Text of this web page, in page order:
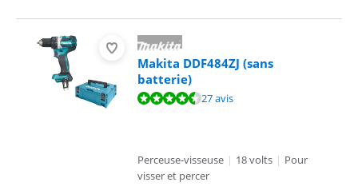
Makita DDF484ZJ (sans
batterie)
La note est de 9,1 sur 10, basée sur 27 avis.27 avis
Perceuse-visseuse | 18 volts | Pour
visser et percer